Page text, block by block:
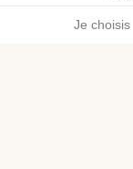
Je choisis